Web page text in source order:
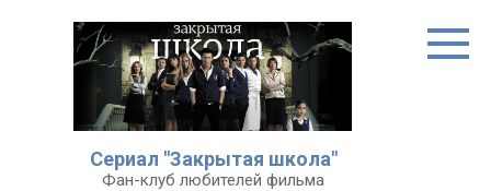
Сериал "Закрытая школа"
Фан-клуб любителей фильма